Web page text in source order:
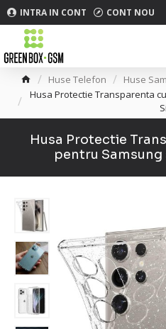
INTRA IN CONT CONT NOU
Huse Telefon Huse
Husa Protectie Transparenta
Husa Protectie
pentru Samsung